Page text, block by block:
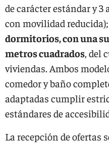
de carácter estándar y 3
con movilidad
dormitorios, con una
metros cuadrados, del
viviendas. Ambos
comedor y baño
adaptadas cumplir
estándares de
La recepción de ofertas